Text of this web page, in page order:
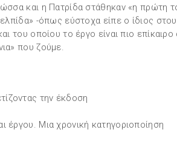
και η Πατρίδα στάθηκαν «η πρώτη
-όπως εύστοχα είπε ο ίδιος
του οποίου το έργο είναι πιο
που ζούμε.
την έκδοση
έργου. Μια χρονική κατηγοριοποίηση